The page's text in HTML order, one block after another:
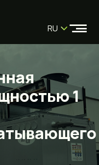
RU
1